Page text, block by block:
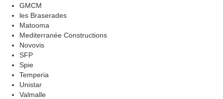
GMCM
les Braserades
Matooma
Mediterranée Constructions
Novovis
SFP
Spie
Temperia
Unistar
Valmalle